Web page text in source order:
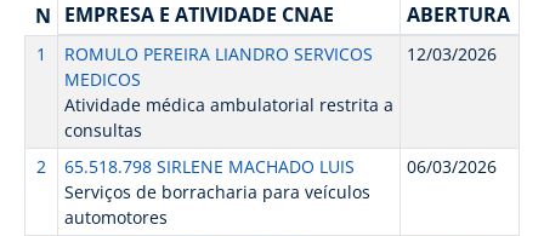
N EMPRESA E ATIVIDADE CNAE
ABERTURA
1
ROMULO PEREIRA LIANDRO SERVICOS
MEDICOS
Atividade médica ambulatorial restrita a
consultas
12/03/2026
2
65.518.798 SIRLENE MACHADO LUIS
Serviços de borracharia para veículos
automotores
06/03/2026